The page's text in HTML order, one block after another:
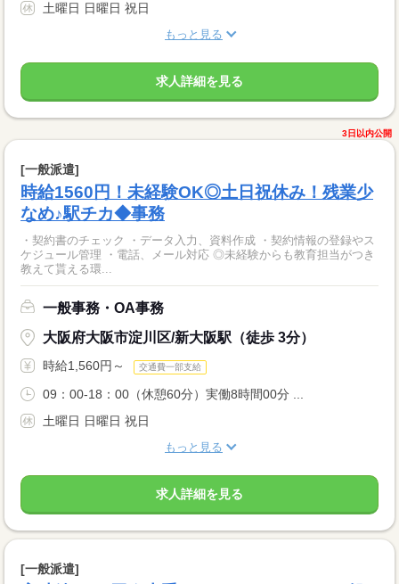
土曜日 日曜日 祝日
もっと見る
求人詳細を見る
3日以内公開
[一般派遣]
時給1560円！未経験OK◎土日祝休み！残業少
なめ♪駅チカ◆事務
・契約書のチェック ・データ入力、資料作成 ・契約情報の登録やス
ケジュール管理 ・電話、メール対応 ◎未経験からも教育担当がつき
教えて貰える環...
一般事務・OA事務
大阪府大阪市淀川区/新大阪駅（徒歩 3分）
時給1,560円～ 交通費一部支給
09：00-18：00（休憩60分）実働8時間00分 ...
土曜日 日曜日 祝日
もっと見る
求人詳細を見る
[一般派遣]